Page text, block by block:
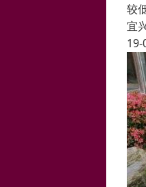
较
宜
19-